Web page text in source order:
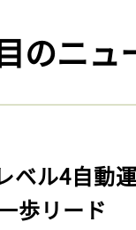
のニュ
ベル4自動
歩リード